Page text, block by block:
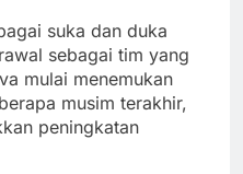
suka dan duka
sebagai tim yang
mulai menemukan
musim terakhir,
peningkatan